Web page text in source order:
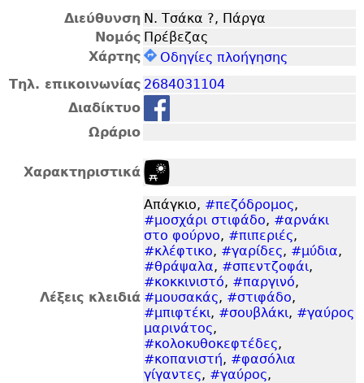
Διεύθυνση Ν. Τσάκα ?, Πάργα
Νομός Πρέβεζας
Χάρτης
Οδηγίες πλοήγησης
Τηλ. επικοινωνίας 2684031104
Διαδίκτυο
Ωράριο
Χαρακτηριστικά
Λέξεις κλειδιά
Απάγκιο, #πεζόδρομος,
#μοσχάρι στιφάδο, #αρνάκι
στο φούρνο, #πιπεριές,
#κλέφτικο, #γαρίδες, #μύδια,
#θράψαλα, #σπεντζοφάι,
#κοκκινιστό, #παργινό,
#μουσακάς, #στιφάδο,
#μπιφτέκι, #σουβλάκι, #γαύρος
μαρινάτος,
#κολοκυθοκεφτέδες,
#κοπανιστή, #φασόλια
γίγαντες, #γαύρος,